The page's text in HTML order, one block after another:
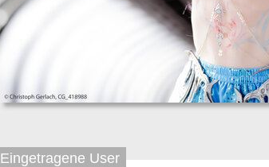
Eingetragene User